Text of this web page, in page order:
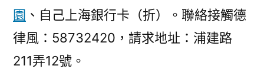
園 、自己上海銀行卡（折）。聯絡接觸德
律風：58732420，請求地址：浦建路
211弄12號。